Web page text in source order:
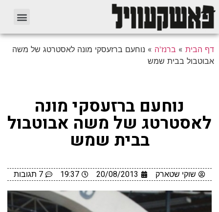
דף הבית » ברנז'ה » נוחעם ברזעסקי מונה לאסטרטג של משה
אבוטבול בבית שמש
נוחעם ברזעסקי מונה
לאסטרטג של משה אבוטבול
בבית שמש
שוקי שטארק 20/08/2013
19:37 7 תגובות